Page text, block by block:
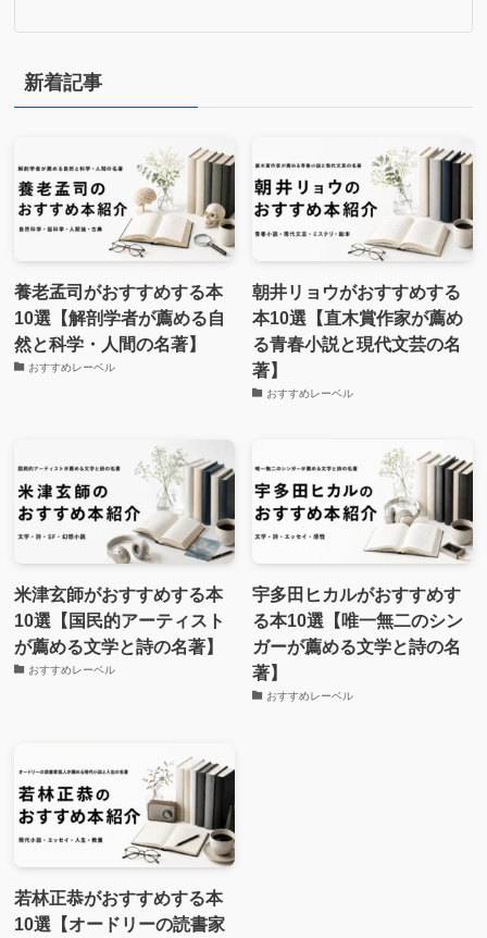
新着記事
養老孟司がおすすめする本
10選【解剖学者が薦める自
然と科学・人間の名著】
おすすめレーベル
朝井リョウがおすすめする
本10選【直木賞作家が薦め
る青春小説と現代文芸の名
著】
おすすめレーベル
米津玄師がおすすめする本
10選【国民的アーティスト
が薦める文学と詩の名著】
おすすめレーベル
宇多田ヒカルがおすすめす
る本10選【唯一無二のシン
ガーが薦める文学と詩の名
著】
おすすめレーベル
若林正恭がおすすめする本
10選【オードリーの読書家